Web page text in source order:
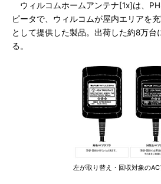
ウィルコムホームアンテナ[1x]は、
ピータで、ウィルコムが屋内エリアを
として提供した製品。出荷した約8万台
る。
左が取り替え・回収対象のAC